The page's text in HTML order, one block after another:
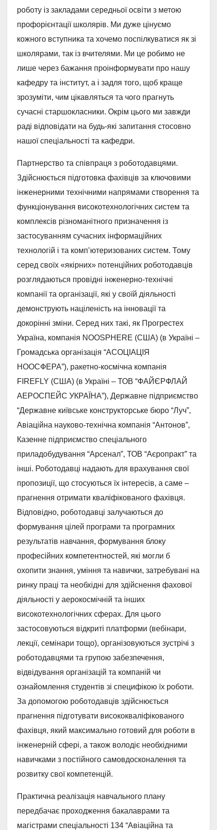
роботу із закладами середньої освіти з метою
профорієнтації школярів. Ми дуже цінуємо
кожного вступника та хочемо поспілкуватися як зі
школярами, так із вчителями. Ми це робимо не
лише через бажання проінформувати про нашу
кафедру та інститут, а і задля того, щоб краще
зрозуміти, чим цікавляться та чого прагнуть
сучасні старшокласники. Окрім цього ми завжди
раді відповідати на будь-які запитання стосовно
нашої спеціальності та кафедри.
Партнерство та співпраця з роботодавцями.
Здійснюється підготовка фахівців за ключовими
інженерними технічними напрямами створення та
функціонування високотехнологічних систем та
комплексів різноманітного призначення із
застосуванням сучасних інформаційних
технологій і та комп’ютеризованих систем. Тому
серед своїх «якірних» потенційних роботодавців
розглядаються провідні інженерно-технічні
компанії та організації, які у своїй діяльності
демонструють націленість на інновації та
докорінні зміни. Серед них такі, як Прогрестех
Україна, компанія NOOSPHERE (США) (в Україні –
Громадська організація “АСОЦІАЦІЯ
НООСФЕРА”), ракетно-космічна компанія
FIREFLY (США) (в Україні – ТОВ “ФАЙЄРФЛАЙ
АЕРОСПЕЙС УКРАЇНА”), Державне підприємство
“Державне київське конструкторське бюро “Луч”,
Авіаційна науково-технічна компанія “Антонов”,
Казенне підприємство спеціального
приладобудування “Арсенал”, ТОВ “Аєропракт” та
інші. Роботодавці надають для врахування свої
пропозиції, що стосуються їх інтересів, а саме –
прагнення отримати кваліфікованого фахівця.
Відповідно, роботодавці залучаються до
формування цілей програми та програмних
результатів навчання, формування блоку
професійних компетентностей, які могли б
охопити знання, уміння та навички, затребувані на
ринку праці та необхідні для здійснення фахової
діяльності у аерокосмічній та інших
високотехнологічних сферах. Для цього
застосовуються відкриті платформи (вебінари,
лекції, семінари тощо), організовуються зустрічі з
роботодавцями та групою забезпечення,
відвідування організацій та компаній чи
ознайомлення студентів зі специфікою їх роботи.
За допомогою роботодавців здійснюється
прагнення підготувати висококваліфікованого
фахівця, який максимально готовий для роботи в
інженерній сфері, а також володіє необхідними
навичками з постійного самовдосконалення та
розвитку свої компетенцій.
Практична реалізація навчального плану
передбачає проходження бакалаврами та
магістрами спеціальності 134 “Авіаційна та